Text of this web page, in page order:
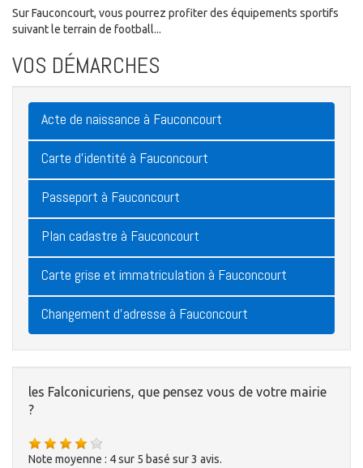
Sur Fauconcourt, vous pourrez profiter des équipements sportifs
suivant le terrain de football...
VOS DÉMARCHES
Acte de naissance à Fauconcourt
Carte d'identité à Fauconcourt
Passeport à Fauconcourt
Plan cadastre à Fauconcourt
Carte grise et immatriculation à Fauconcourt
Changement d'adresse à Fauconcourt
les Falconicuriens, que pensez vous de votre mairie
?
Note moyenne : 4sur 5 basé sur3 avis.